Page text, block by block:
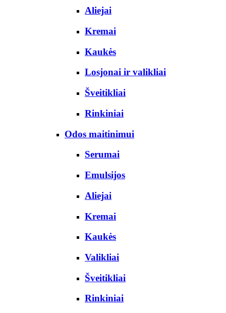
Aliejai
Kremai
Kaukės
Losjonai ir valikliai
Šveitikliai
Rinkiniai
Odos maitinimui
Serumai
Emulsijos
Aliejai
Kremai
Kaukės
Valikliai
Šveitikliai
Rinkiniai